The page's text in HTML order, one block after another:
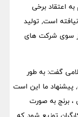
اعتقاد برخی
است, تولید
سوی شرکت های
گفت: به طور
تومان است, پیشنهاد ما این است
برنج به صورت